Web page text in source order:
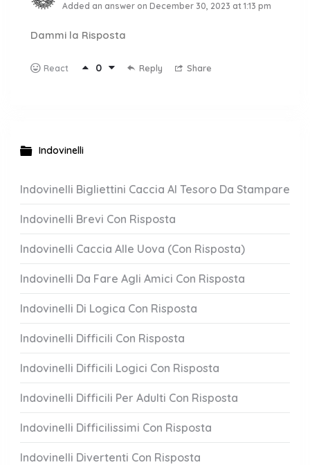
Added an answer on December 30, 2023 at 1:13 pm
Dammi la Risposta
React 0 Reply Share
Indovinelli
Indovinelli Bigliettini Caccia Al Tesoro Da Stampare
Indovinelli Brevi Con Risposta
Indovinelli Caccia Alle Uova (Con Risposta)
Indovinelli Da Fare Agli Amici Con Risposta
Indovinelli Di Logica Con Risposta
Indovinelli Difficili Con Risposta
Indovinelli Difficili Logici Con Risposta
Indovinelli Difficili Per Adulti Con Risposta
Indovinelli Difficilissimi Con Risposta
Indovinelli Divertenti Con Risposta